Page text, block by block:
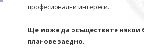
професионални интереси.
Ще може да осъществите някои
планове заедно.